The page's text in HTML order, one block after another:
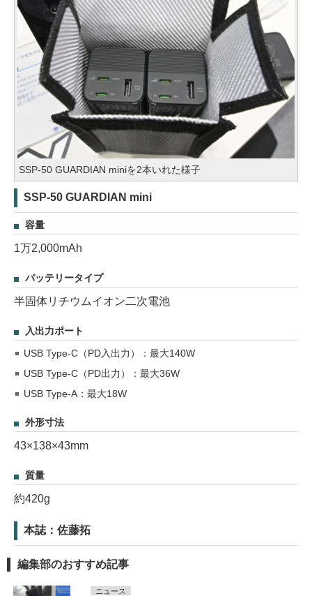
SSP-50 GUARDIAN miniを2本いれた様子
SSP-50 GUARDIAN mini
容量
1万2,000mAh
バッテリータイプ
半固体リチウムイオン二次電池
入出力ポート
USB Type-C（PD入出力）：最大140W
USB Type-C（PD出力）：最大36W
USB Type-A：最大18W
外形寸法
43×138×43mm
質量
約420g
本誌：佐藤拓
編集部のおすすめ記事
ニュース